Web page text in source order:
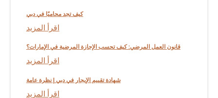
كيف تجد محاميًا في دبي
اقرأ المزيد
قانون العمل المرضي: كيف تحسب الإجازة المرضية في الإمارات؟
اقرأ المزيد
شهادة تقييم الإيجار في دبي | نظرة عامة
اقرأ المزيد